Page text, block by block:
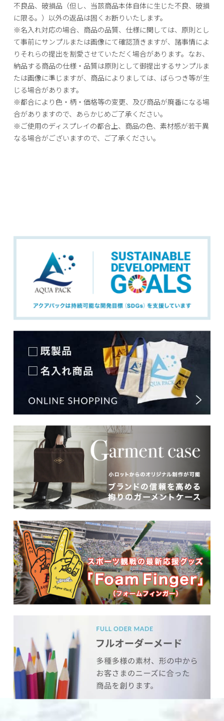
不良品、破損品（但し、当該商品本体自体に生じた不良、破損
に限る。）以外の返品は固くお断りいたします。
※名入れ対応の場合、商品の品質、仕様に関しては、原則とし
て事前にサンプルまたは画像にて確認頂きますが、諸事情によ
りそれらの提出を割愛させていただく場合があります。なお、
納品する商品の仕様・品質は原則として御提出するサンプルま
たは画像に準じますが、商品によりましては、ばらつき等が生
じる場合があります。
※都合により色・柄・価格等の変更、及び商品が廃番になる場
合がありますので、あらかじめご了承ください。
※ ご使用のディスプレイの都合上、商品の色、素材感が若干異
なる場合がございますので、ご了承ください。